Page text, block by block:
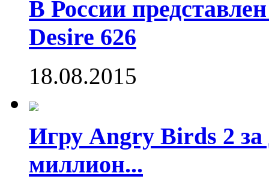
В России
Desire 626
18.08.2015
Игру Angry Birds 2 за
миллион...